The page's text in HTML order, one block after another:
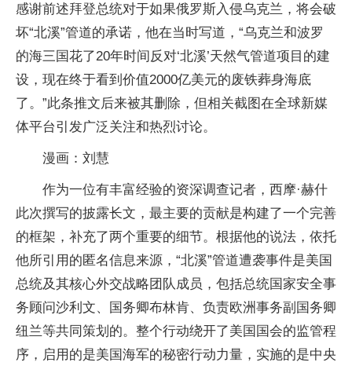
感谢前述拜登总统对于如果俄罗斯入侵乌克兰，将会破
坏“北溪”管道的承诺，他在当时写道，“乌克兰和波罗
的海三国花了20年时间反对‘北溪’天然气管道项目的建
设，现在终于看到价值2000亿美元的废铁葬身海底
了。”此条推文后来被其删除，但相关截图在全球新媒
体平台引发广泛关注和热烈讨论。
漫画：刘慧
作为一位有丰富经验的资深调查记者，西摩·赫什
此次撰写的披露长文，最主要的贡献是构建了一个完善
的框架，补充了两个重要的细节。根据他的说法，依托
他所引用的匿名信息来源，“北溪”管道遭袭事件是美国
总统及其核心外交战略团队成员，包括总统国家安全事
务顾问沙利文、国务卿布林肯、负责欧洲事务副国务卿
纽兰等共同策划的。整个行动绕开了美国国会的监管程
序，启用的是美国海军的秘密行动力量，实施的是中央